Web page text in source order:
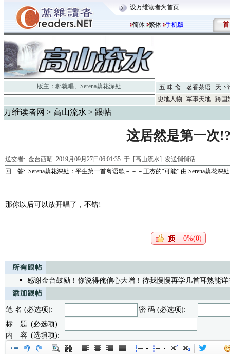
设万维读者为首页
简体 繁体 手机版 首
版主： 郝就唱、 Serena藕花深处 五 味 斋 茗香茶语
天下
史地人物
军事天地 跨国
万维读者网 > 高山流水 > 跟帖
这居然是第一次
送交者: 金台西晒 2019月09月27日06:01:35 于 [高山流水] 发送悄悄话
回 答: Serena藕花深处：平生第一首粤语歌－－－王杰的“可能” 由 Serena藕花深处
那你以后可以放开唱了，不错!
0%(0)
感谢金台鼓励！你说得俺信心大增！待我慢慢再学几首耳熟能详
笔 名 (必选项):
密 码 (必选项):
标 题 (必选项):
内 容 (选填项):